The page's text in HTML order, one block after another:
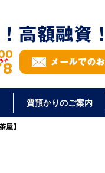
質預かりのご案内
屋】